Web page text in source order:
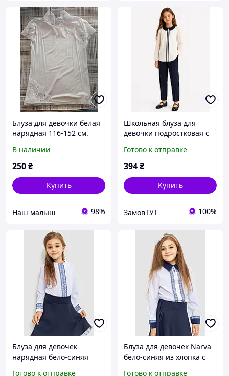
Блуза для девочки белая
нарядная 116-152 см.
В наличии
250₴
Купить
‏Наш малыш 98%
Школьная блуза для
девочки подростковая с
1941, рост 140 см
молочный
Готово к отправке
394₴
Купить
ЗамовТУТ 100%
Блуза для девочек
нарядная бело-синяя
Готово к отправке
Блуза для девочек Narva
бело-синяя из хлопка с
Готово к отправке